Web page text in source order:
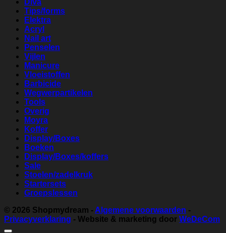
Diva
Tips/forms
Elektra
Acryl
Nail art
Penselen
Vijlen
Manicure
Vloeistoffen
Barbicide
Wegwerpartikelen
Tools
Overig
Moyra
Koffer
Display/Boxes
Boeken
Display/Boxes/koffers
Sale
Stoelen/zadelkruk
Startersets
Groepslessen
© 2026 Shopmydream - Algemene voorwaarden -
Privacyverklaring - Website & marketing door WeDeCom